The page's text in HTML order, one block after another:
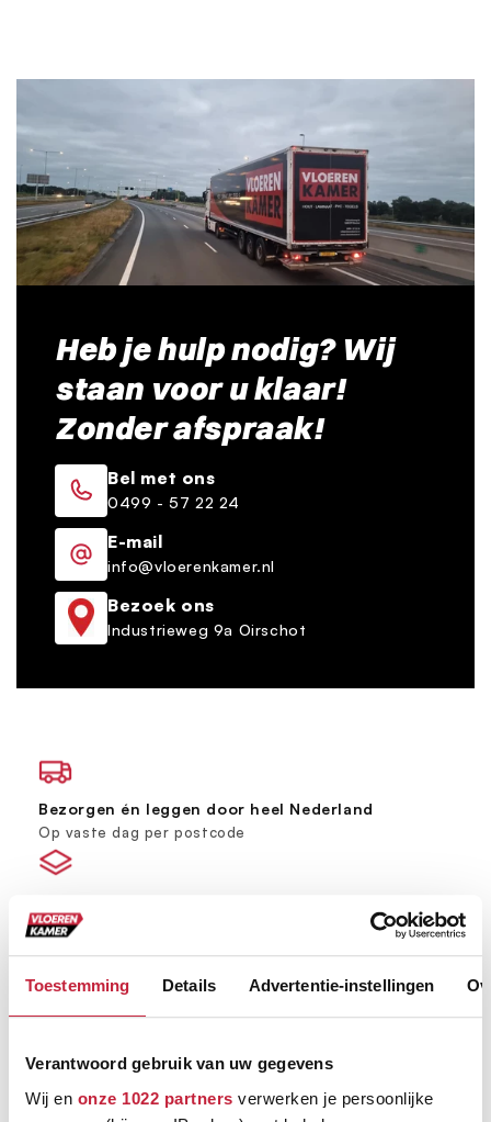
Toestemming Details Advertentie-instellingen
Verantwoord gebruik van uw gegevens
Wij en onze 1022 partners verwerken je persoonlijke
Heb je hulp nodig? Wij
staan voor u klaar!
Zonder afspraak!
Bel met ons
0499 - 57 22 24
E-mail
info@vloerenkamer.nl
Bezoek ons
Industrieweg 9a Oirschot
Bezorgen én leggen door heel Nederland
Op vaste dag per postcode
Ruim 600 m² showroom
Keus uit meer dan 5000+ verschillende vloeren
Ruim assortiment, elke stijl